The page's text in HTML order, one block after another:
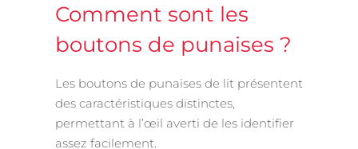
Comment sont les
boutons de punaises ?
Les boutons de punaises de lit présentent
des caractéristiques distinctes,
permettant à l’œil averti de les identifier
assez facilement.